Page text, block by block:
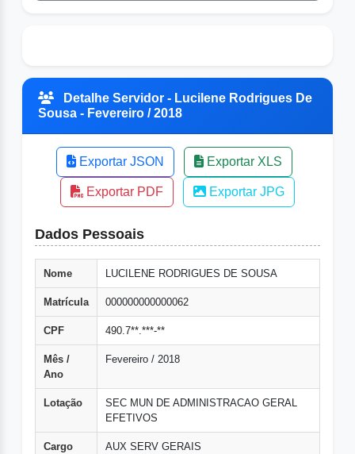
Detalhe Servidor - Lucilene Rodrigues De
Sousa - Fevereiro / 2018
Exportar JSON Exportar XLS
Exportar PDF Exportar JPG
Dados Pessoais
Nome LUCILENE RODRIGUES DE SOUSA
Matrícula 000000000000062
CPF 490.7**.***-**
Mês /
Ano
Fevereiro / 2018
Lotação
SEC MUN DE ADMINISTRACAO GERAL
EFETIVOS
Cargo AUX SERV GERAIS